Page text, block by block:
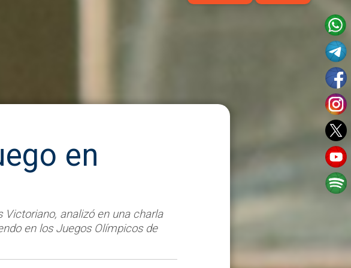
en
analizó en una charla
en los Juegos Olímpicos de